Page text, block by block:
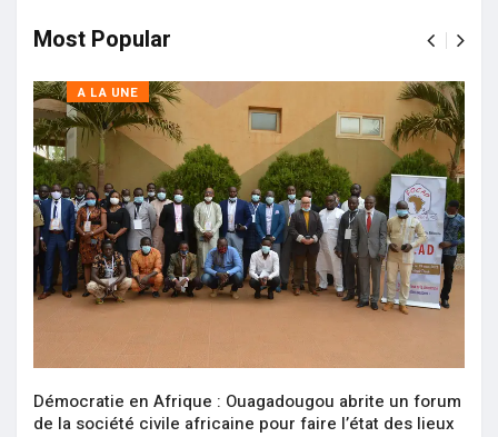
Most Popular
A LA UNE
Démocratie en Afrique : Ouagadougou abrite un forum
de la société civile africaine pour faire l’état des lieux